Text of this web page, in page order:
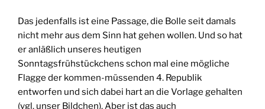
Das jedenfalls ist eine Passage, die Bolle seit damals
nicht mehr aus dem Sinn hat gehen wollen. Und so hat
er anläßlich unseres heutigen
Sonntagsfrühstückchens schon mal eine mögliche
Flagge der kommen-müssenden 4. Republik
entworfen und sich dabei hart an die Vorlage gehalten
(vgl. unser Bildchen). Aber ist das auch